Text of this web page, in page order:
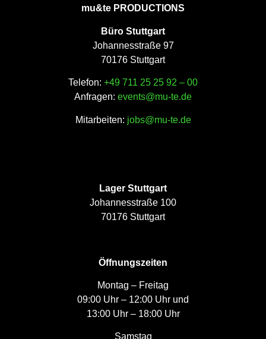
mu&te PRODUCTIONS
Büro Stuttgart
Johannesstraße 97
70176 Stuttgart
Telefon: +49 711 25 25 92 – 00
Anfragen: events@mu-te.de
Mitarbeiten: jobs@mu-te.de
Lager Stuttgart
Johannesstraße 100
70176 Stuttgart
Öffnungszeiten
Montag – Freitag
09:00 Uhr – 12:00 Uhr und
13:00 Uhr – 18:00 Uhr
Samstag